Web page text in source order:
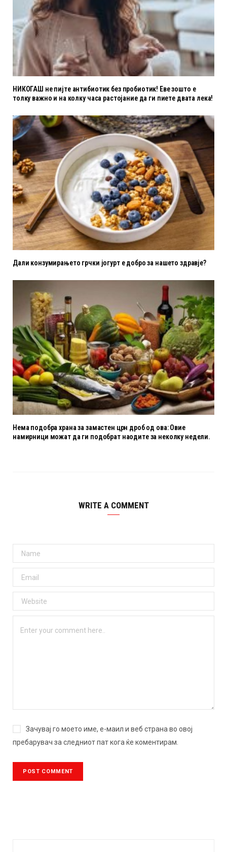
НИКОГАШ не пијте антибиотик без пробиотик! Еве зошто е
толку важно и на колку часа растојание да ги пиете двата лека!
Дали конзумирањето грчки јогурт е добро за нашето здравје?
Нема подобра храна за замастен црн дроб од ова: Овие
намирници можат да ги подобрат наодите за неколку недели.
WRITE A COMMENT
Зачувај го моето име, е-маил и веб страна во овој
пребарувач за следниот пат кога ќе коментирам.